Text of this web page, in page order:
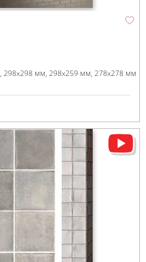
298x298 мм 298x259 мм 278x278 мм